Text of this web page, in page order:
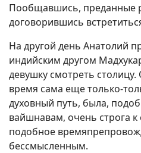
Пообщавшись, преданные
договорившись
На другой день Анатолий
индийским другом
девушку смотреть
время сама еще только-
духовный путь, была,
вайшнавам, очень строга к
подобное
бессмысленным.